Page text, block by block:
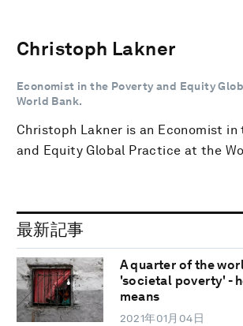
Christoph Lakner
Economist in the Poverty and Equity
World Bank.
Christoph Lakner is an Economist in
and Equity Global Practice at the
最新記事
A quarter of the
'societal poverty' -
means
2021年01月04日